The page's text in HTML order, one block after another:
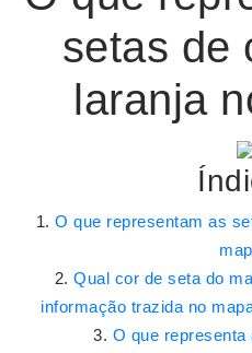
setas de
laranja
O que representam as
Qual cor de seta do
informação trazida no
O que